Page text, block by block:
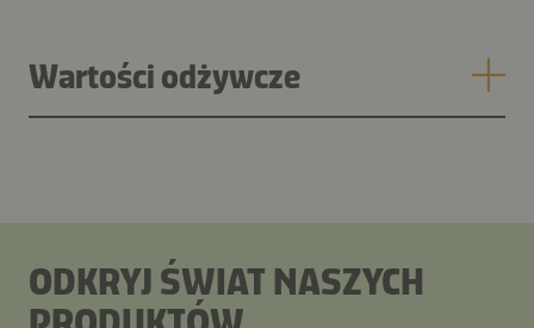
Wartości odżywcze
ODKRYJ ŚWIAT NASZYCH